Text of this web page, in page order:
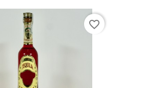
favorite_border